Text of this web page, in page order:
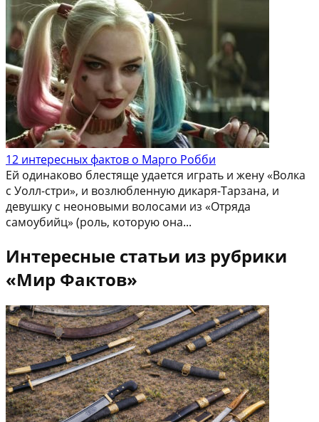
12 интересных фактов о Марго Робби
Ей одинаково блестяще удается играть и жену «Волка
с Уолл-стри», и возлюбленную дикаря-Тарзана, и
девушку с неоновыми волосами из «Отряда
самоубийц» (роль, которую она...
Интересные статьи из рубрики
«Мир Фактов»